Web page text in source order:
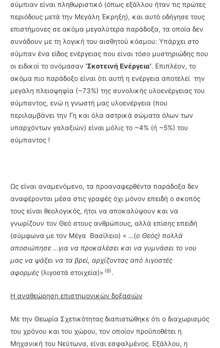
σύμπιαν είναι πληθωριστικό (όπως εξάλλου ήταν τις πρώτες
περιόδους μετά την Μεγάλη Έκρηξη), και αυτό οδήγησε τους
επιστήμονες σε ακόμα μεγαλύτερα παράδοξα, τα οποία δεν
συνάδουν με τη λογική του αισθητού κόσμου: Υπάρχει στο
σύμπαν ένα είδος ενέργειας που είναι τόσο μυστηριώδης που
οι ειδικοί το ονόμασαν‘Σκοτεινή Ενέργεια’. Επιπλέον, το
ακόμα πιο παράδοξο είναι ότι αυτή η ενέργεια αποτελεί την
μεγάλη πλειοψηφία (~73%) της συνολικής υλοενέργειας του
σύμπαντος, ενώ η γνωστή μας υλοενέργεια (που
περιλαμβάνει την Γη και όλα αστρικά σώματα όλων των
υπαρχόντων γαλαξιών) είναι μόλις το ~4% (ή ~5%) του
σύμπαντος !
Ως είναι αναμενόμενο, τα προαναφερθέντα παράδοξα δεν
αναφέρονται μέσα στις γραφές όχι μόνον επειδή ο σκοπός
τους είναι θεολογικός, ήτοι να αποκαλύψουν και να
γνωρίζουν τον Θεό στους ανθρώπους, αλλά επίσης επειδή
(σύμφωνα με τον Μέγα Βασίλειο) « …(ο Θεός) πολλά
αποσιώπησε …για να προκαλέσει και να γυμνάσει το νου
μας να ψάξει να τα βρεί, αρχίζοντας από λιγοστές
αφορμές (λιγοστά στοιχεία)» (6).
H αναθεώρηση επιστημονικών δοξασιών
Με την Θεωρία Σχετικότητας διαπιστώθηκε ότι ο διαχωρισμός
του χρόνου και του χώρου, τον οποίον προϋποθέτει η
Μηχανική του Νεύτωνα, είναι εσφαλμένος. Εξάλλου, η